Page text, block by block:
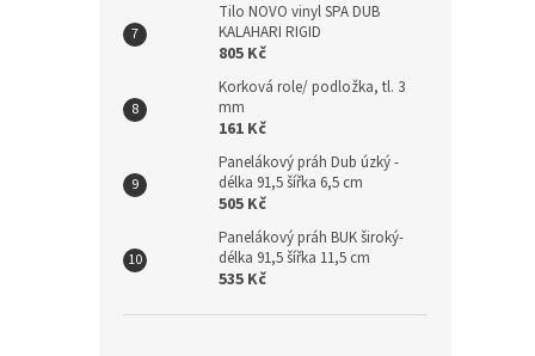
Tilo NOVO vinyl SPA DUB
KALAHARI RIGID
805 Kč
Korková role/ podložka, tl. 3
mm
161 Kč
Panelákový práh Dub úzký -
délka 91,5 šířka 6,5 cm
505 Kč
Panelákový práh BUK široký-
délka 91,5 šířka 11,5 cm
535 Kč